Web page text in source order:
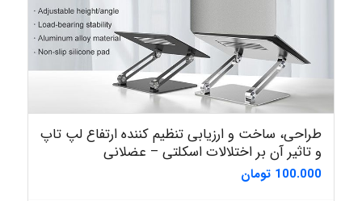
طراحی، ساخت و ارزیابی تنظیم کننده ارتفاع لپ تاپ
و تاثیر آن بر اختلالات اسکلتی – عضلانی
100.000 تومان